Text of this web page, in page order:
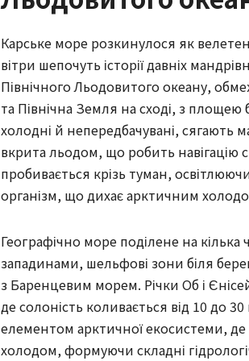
Карське море розкинулося як
вітри шепочуть історії давніх
Північного Льодовитого океану,
та Північна Земля на сході, з
холодні й непередбачувані, сягають
вкрита льодом, що робить навігацію
пробивається крізь туман,
організм, що дихає арктичним
Географічно море поділене на
западинами, шельфові зони біля
з Баренцевим морем. Річки Об і
де солоність коливається від 10 до
елементом арктичної екосистеми, де
холодом, формуючи складні